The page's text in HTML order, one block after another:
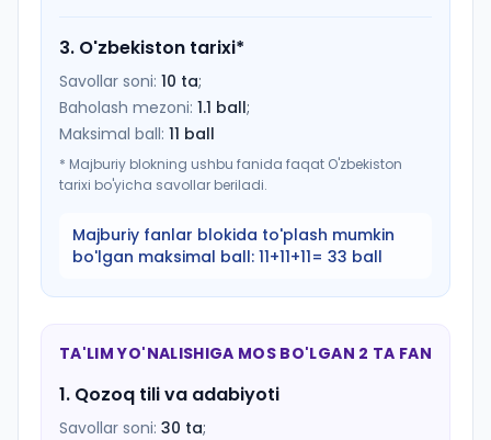
3. O'zbekiston tarixi*
Savollar soni: 10 ta;
Baholash mezoni: 1.1 ball;
Maksimal ball: 11 ball
* Majburiy blokning ushbu fanida faqat O'zbekiston
tarixi bo'yicha savollar beriladi.
Majburiy fanlar blokida to'plash mumkin
bo'lgan maksimal ball: 11+11+11= 33 ball
TA'LIM YO'NALISHIGA MOS BO'LGAN 2 TA FAN
1. Qozoq tili va adabiyoti
Savollar soni: 30 ta;